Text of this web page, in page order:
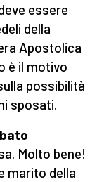
essere
della
Apostolica
è il motivo
possibilità
sposati.
Molto bene!
marito della